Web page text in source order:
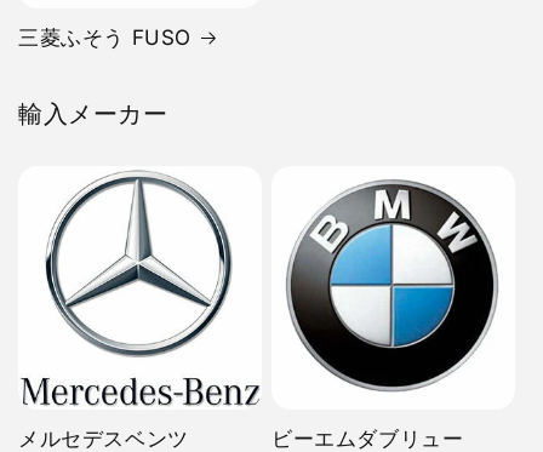
三菱ふそう FUSO
輸入メーカー
メルセデスベンツ
ビーエムダブリュー